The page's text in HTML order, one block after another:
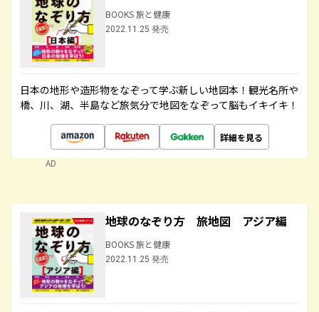
BOOKS 旅と健康
2022.11.25 発売
日本の地形や造形物をなぞって学ぶ新しい地図本！観光名所や
橋、川、湖、半島など旅気分で地図をなぞって脳もイキイキ！
詳細を見る
AD
地球のなぞり方 旅地図 アジア編
BOOKS 旅と健康
2022.11.25 発売